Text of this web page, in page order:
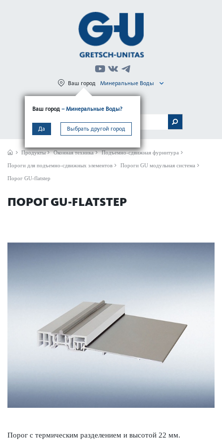
Ваш город – Минеральные Воды?
Да Выбрать другой город
Ваш город Минеральные Воды
МЕНЮ
Продукты Оконная техника Подъемно-сдвижная фурнитура
Пороги для подъемно-сдвижных элементов Пороги GU модульная система
Порог GU-flatstep
ПОРОГ GU-FLATSTEP
Порог с термическим разделением и высотой 22 мм.